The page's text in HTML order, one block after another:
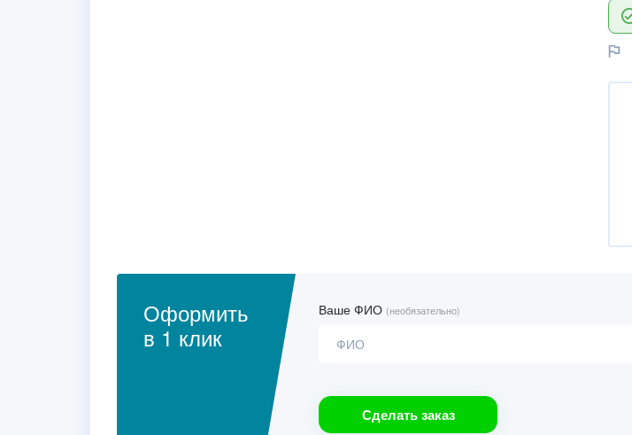
Оформить
в 1 клик
Ваше ФИО (необязательно)
Сделать заказ